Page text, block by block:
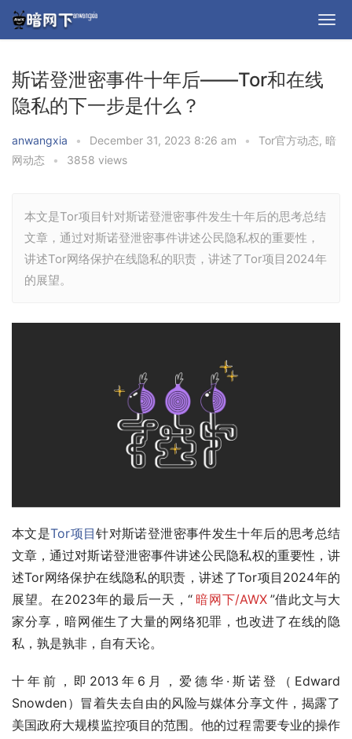
斯诺登泄密事件十年后——Tor和在线
隐私的下一步是什么？
anwangxia • December 31, 2023 8:26 am • Tor官方动态, 暗
网动态
• 3858 views
本文是Tor项目针对斯诺登泄密事件发生十年后的思考总结
文章，通过对斯诺登泄密事件讲述公民隐私权的重要性，
讲述Tor网络保护在线隐私的职责，讲述了Tor项目2024年
的展望。
本文是Tor项目针对斯诺登泄密事件发生十年后的思考总结
文章，通过对斯诺登泄密事件讲述公民隐私权的重要性，讲
述Tor网络保护在线隐私的职责，讲述了Tor项目2024年的
展望。在2023年的最后一天，“ 暗网下/AWX ”借此文与大
家分享，暗网催生了大量的网络犯罪，也改进了在线的隐
私，孰是孰非，自有天论。
十年前，即2013年6月，爱德华·斯诺登（Edward
Snowden）冒着失去自由的风险与媒体分享文件，揭露了
美国政府大规模监控项目的范围。他的过程需要专业的操作